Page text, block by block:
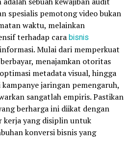
spesialis pemotong video bukan
waktu, melainkan
terhadap carabisnis
Mulai dari memperkuat
menajamkan otoritas
metadata visual, hingga
jaringan pemengaruh,
sangatlah empiris. Pastikan
berharga ini diikat dengan
kerja yang disiplin untuk
konversi bisnis yang